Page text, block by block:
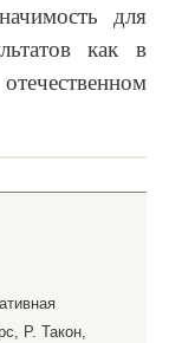
для
как в
Р. Такон,